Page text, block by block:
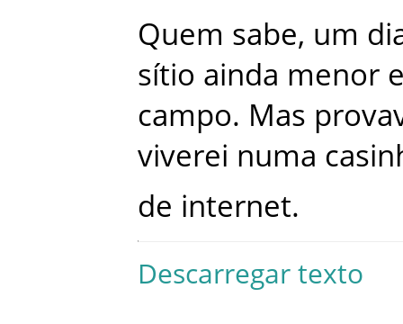
Quem sabe, um
sítio ainda menor
campo. Mas
viverei numa
de internet.
Descarregar texto